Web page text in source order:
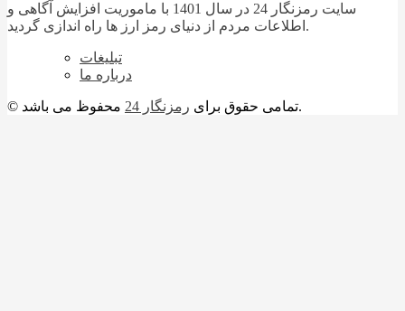
سایت رمزنگار 24 در سال 1401 با ماموریت افزایش آگاهی و
اطلاعات مردم از دنیای رمز ارز ها راه اندازی گردید.
تبلیغات
درباره ما
© تمامی حقوق برای رمزنگار 24 محفوظ می باشد.